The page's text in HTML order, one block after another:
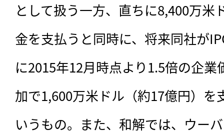
として扱う一方、直ちに8,400万米
金を支払うと同時に、将来同社が
に2015年12月時点より1.5倍の企
加で1,600万米ドル（約17億円）
いうもの。また、和解では、ウー